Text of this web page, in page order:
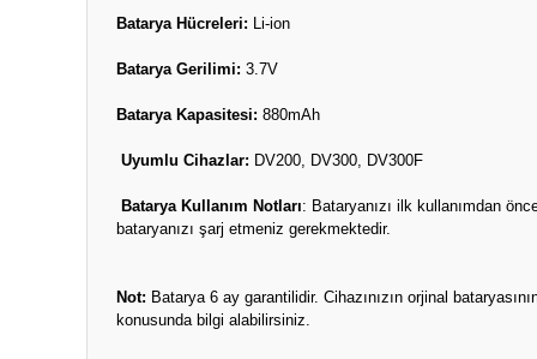
Batarya Hücreleri: Li-ion
Batarya Gerilimi: 3.7V
Batarya Kapasitesi: 880mAh
Uyumlu Cihazlar: DV200, DV300, DV300F
Batarya Kullanım Notları: Bataryanızı ilk kullanımdan
bataryanızı şarj etmeniz gerekmektedir.
Not: Batarya 6 ay garantilidir. Cihazınızın orjinal
konusunda bilgi alabilirsiniz.